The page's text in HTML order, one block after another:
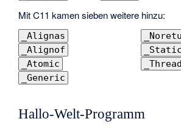
Mit C11 kamen sieben weitere hinzu:
_Alignas
_Alignof
_Atomic
_Generic
Hallo-Welt-Programm